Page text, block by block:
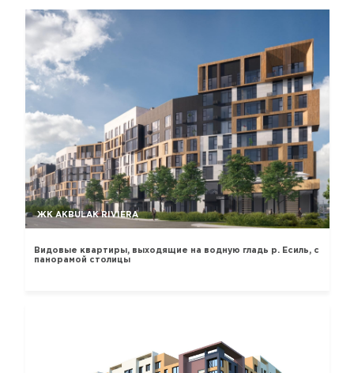
ЖК AKBULAK RIVIERA
Видовые квартиры, выходящие на водную гладь р. Есиль, с
панорамой столицы